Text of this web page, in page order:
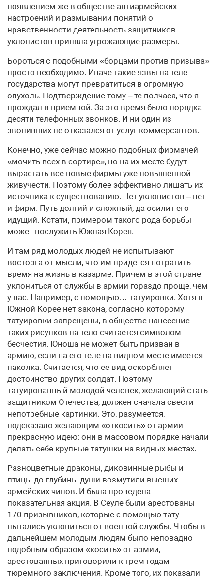
появлением же в обществе антиармейских
настроений и размывании понятий о
нравственности деятельность защитников
уклонистов приняла угрожающие размеры.
Бороться с подобными «борцами против призыва»
просто необходимо. Иначе такие язвы на теле
государства могут превратиться в огромную
опухоль. Подтверждение тому – те полчаса, что я
прождал в приемной. За это время было порядка
десяти телефонных звонков. И ни один из
звонивших не отказался от услуг коммерсантов.
Конечно, уже сейчас можно подобных фирмачей
«мочить всех в сортире», но на их месте будут
вырастать все новые фирмы уже повышенной
живучести. Поэтому более эффективно лишать их
источника к существованию. Нет уклонистов – нет
и фирм. Путь долгий и сложный, да осилит его
идущий. Кстати, примером такого рода борьбы
может послужить Южная Корея.
И там ряд молодых людей не испытывают
восторга от мысли, что им придется потратить
время на жизнь в казарме. Причем в этой стране
уклониться от службы в армии гораздо проще, чем
у нас. Например, с помощью… татуировки. Хотя в
Южной Корее нет закона, согласно которому
татуировки запрещены, в обществе нанесение
таких рисунков на тело считается символом
бесчестия. Юноша не может быть призван в
армию, если на его теле на видном месте имеется
наколка. Считается, что ее вид оскорбляет
достоинство других солдат. Поэтому
татуированный молодой человек, желающий стать
защитником Отечества, должен сначала свести
непотребные картинки. Это, разумеется,
подсказало желающим «откосить» от армии
прекрасную идею: они в массовом порядке начали
делать себе крупные татушки на видных местах.
Разноцветные драконы, диковинные рыбы и
птицы до глубины души возмутили высших
армейских чинов. И была проведена
показательная акция. В Сеуле были арестованы
170 призывников, которые с помощью тату
пытались уклониться от военной службы. Чтобы в
дальнейшем молодым людям было неповадно
подобным образом «косить» от армии,
арестованных приговорили к трем годам
тюремного заключения. Кроме того, их показали